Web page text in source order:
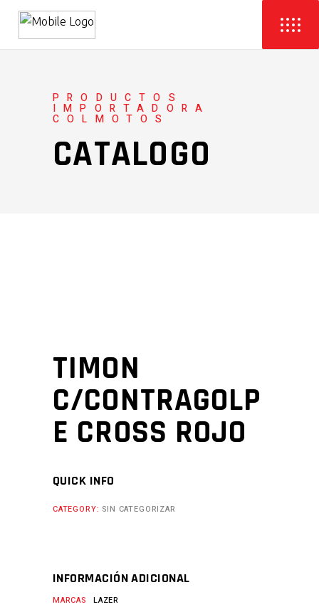
PRODUCTOS
IMPORTADORA
COLMOTOS
CATALOGO
TIMON
C/CONTRAGOLP
E CROSS ROJO
QUICK INFO
CATEGORY: SIN CATEGORIZAR
INFORMACIÓN ADICIONAL
MARCAS LAZER